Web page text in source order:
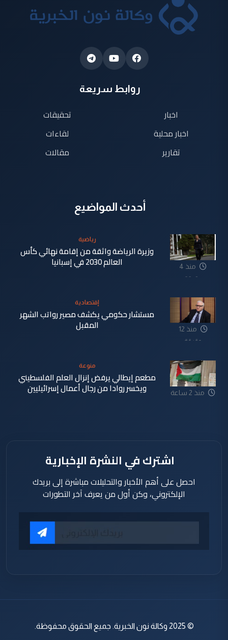
روابط سريعة
اخبار
اخبار محلية
تقارير
تحقيقات
لقاءات
مقالات
أحدث المواضيع
منذ 4
دقيقة
رياضية
وزيرة الرياضة واثقة من إقامة نهائي كأس
العالم 2030 في إسبانيا
منذ 12
دقيقة
إقتصادية
مستشار حكومي يكشف مصير رواتب الشهر
المقبل
منذ 2 ساعة
منوعة
مطعم إيطالي يرفض إنزال العلم الفلسطيني
ويخسر روادا من رجال أعمال إسرائيليين
اشترك في النشرة الإخبارية
احصل على أهم الأخبار والتحليلات مباشرة إلى بريدك
الإلكتروني، وكن أول من يعرف آخر التطورات
© 2025 وكالة نون الخبرية. جميع الحقوق محفوظة.